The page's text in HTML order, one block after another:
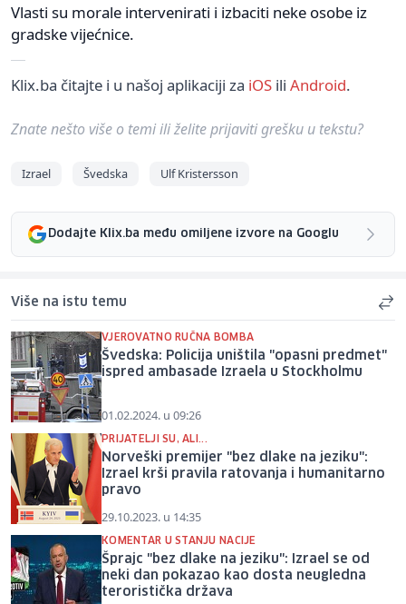
Vlasti su morale intervenirati i izbaciti neke osobe iz
gradske vijećnice.
Klix.ba čitajte i u našoj aplikaciji za iOS ili Android.
Znate nešto više o temi ili želite prijaviti grešku u tekstu?
Izrael Švedska Ulf Kristersson
Dodajte Klix.ba među omiljene izvore na Googlu
Više na istu temu
VJEROVATNO RUČNA BOMBA
Švedska: Policija uništila "opasni predmet"
ispred ambasade Izraela u Stockholmu
01.02.2024. u 09:26
PRIJATELJI SU, ALI...
Norveški premijer "bez dlake na jeziku":
Izrael krši pravila ratovanja i humanitarno
pravo
29.10.2023. u 14:35
KOMENTAR U STANJU NACIJE
Šprajc "bez dlake na jeziku": Izrael se od
neki dan pokazao kao dosta neugledna
teroristička država